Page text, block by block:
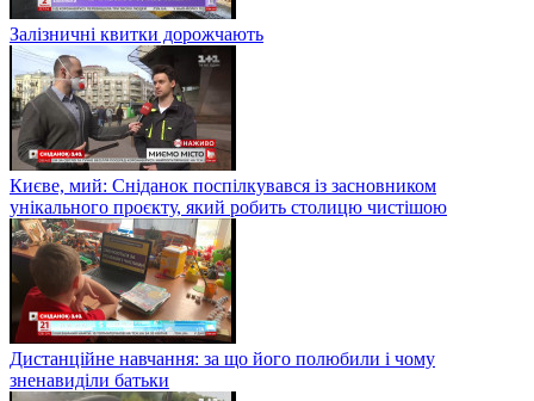
Залізничні квитки дорожчають
Києве, мий: Сніданок поспілкувався із засновником
унікального проєкту, який робить столицю чистішою
Дистанційне навчання: за що його полюбили і чому
зненавиділи батьки